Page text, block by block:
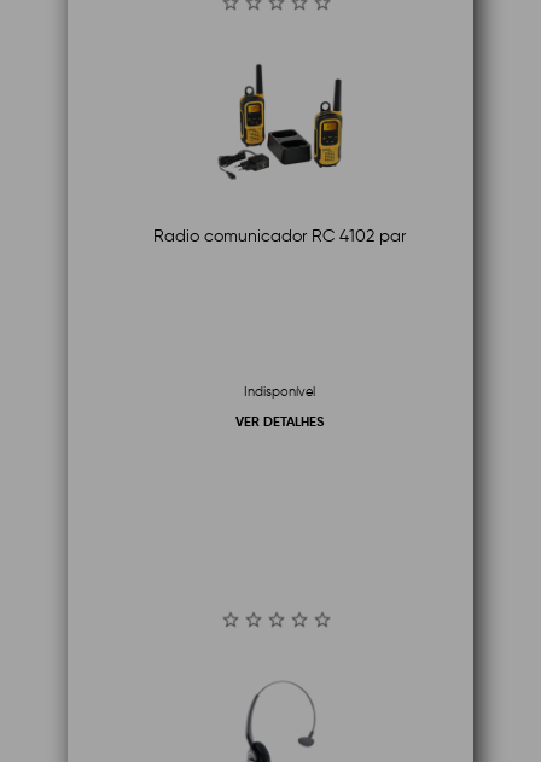
Radio comunicador RC 4102 par
Indisponível
VER DETALHES